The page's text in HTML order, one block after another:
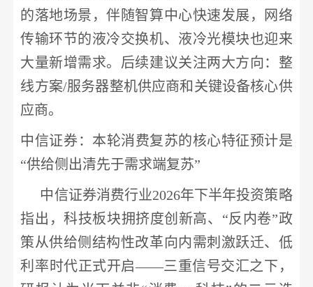
的落地场景，伴随智算中心快速发展，网络
传输环节的液冷交换机、液冷光模块也迎来
大量新增需求。后续建议关注两大方向：整
线方案/服务器整机供应商和关键设备核心供
应商。
中信证券：本轮消费复苏的核心特征预计是
“供给侧出清先于需求端复苏”
中信证券消费行业2026年下半年投资策略
指出，科技板块拥挤度创新高、“反内卷”政
策从供给侧结构性改革向内需刺激跃迁、低
利率时代正式开启——三重信号交汇之下，